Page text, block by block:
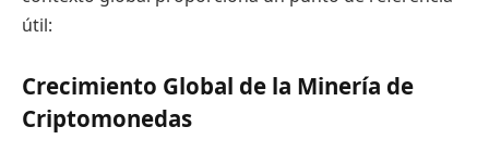
útil:
Crecimiento Global de la Minería de
Criptomonedas